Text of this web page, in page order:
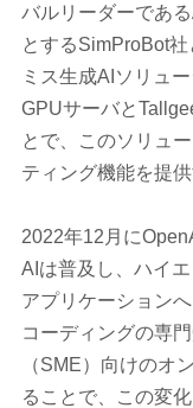
バルリーダーである
とするSimProBot
ミス生成AIソリュ
GPUサーバと
とで、このソリュ
ティング機能を提
2022年12月に
AIは普及し、ハイ
アプリケーション
コーディングの専
（SME）向けのオ
ることで、この変